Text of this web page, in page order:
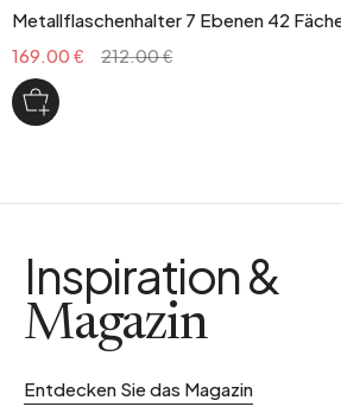
Metallflaschenhalter 7 Ebenen 42
169.00 €
212.00 €
Inspiration &
Magazin
Entdecken Sie das Magazin